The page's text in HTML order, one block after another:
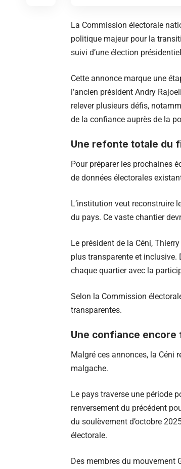
La Commission électorale
politique majeur pour la
suivi d’une élection
Cette annonce marque une
l’ancien président Andry
relever plusieurs défis,
de la confiance auprès de la
Une refonte totale du
Pour préparer les prochaines
de données électorales
L’institution veut reconstruire
du pays. Ce vaste chantier
Le président de la Céni,
plus transparente et inclusive.
chaque quartier avec la
Selon la Commission
transparentes.
Une confiance encore
Malgré ces annonces, la Céni
malgache.
Le pays traverse une période
renversement du précédent
du soulèvement d’octobre
électorale.
Des membres du mouvement